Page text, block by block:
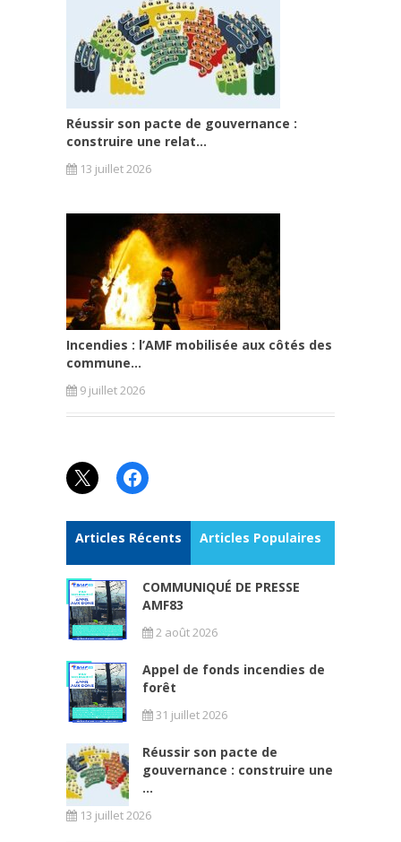
Réussir son pacte de gouvernance :
construire une relat...
13 juillet 2026
Incendies : l’AMF mobilisée aux côtés des
commune...
9 juillet 2026
X Facebook
Articles Récents Articles Populaires
COMMUNIQUÉ DE PRESSE
AMF83
2 août 2026
Appel de fonds incendies de
forêt
31 juillet 2026
Réussir son pacte de
gouvernance : construire une
...
13 juillet 2026